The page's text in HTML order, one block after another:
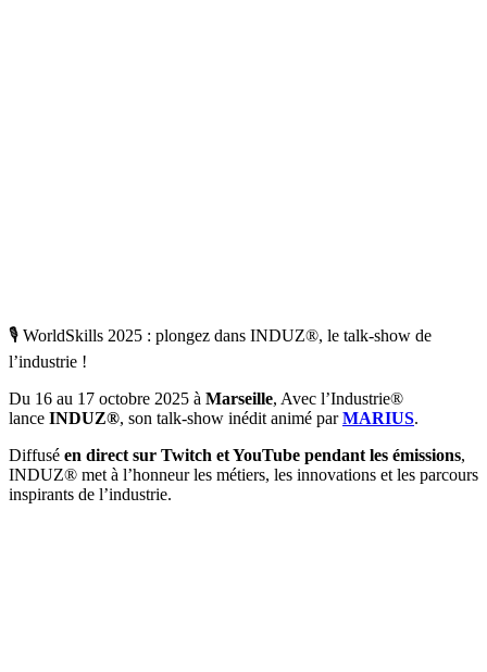
🎙️ WorldSkills 2025 : plongez dans INDUZ®, le talk-show de
l’industrie !
Du 16 au 17 octobre 2025 à Marseille, Avec l’Industrie®
lance INDUZ®, son talk-show inédit animé parMARIUS.
Diffusé en direct sur Twitch et YouTube pendant les émissions,
INDUZ® met à l’honneur les métiers, les innovations et les parcours
inspirants de l’industrie.